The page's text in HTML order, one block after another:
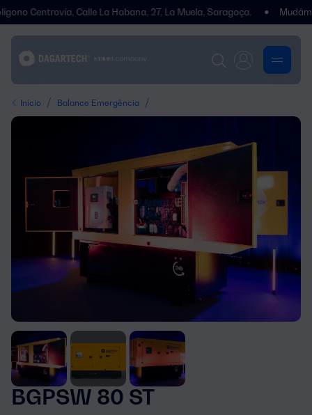
Calle La Habana, 27, La Muela, Saragoça. Mudámos de
Início / Balance Emergência /
BGPSW 80 ST